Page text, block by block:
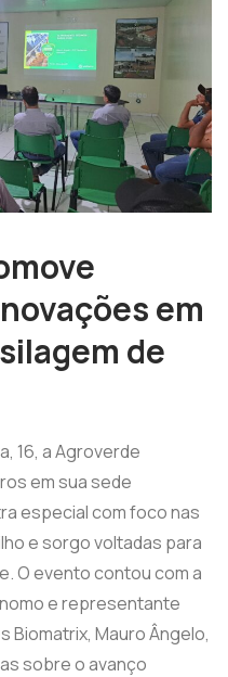
em
de
16, a Agroverde
em sua sede
especial com foco nas
e sorgo voltadas para
O evento contou com a
e representante
Biomatrix, Mauro Ângelo,
sobre o avanço